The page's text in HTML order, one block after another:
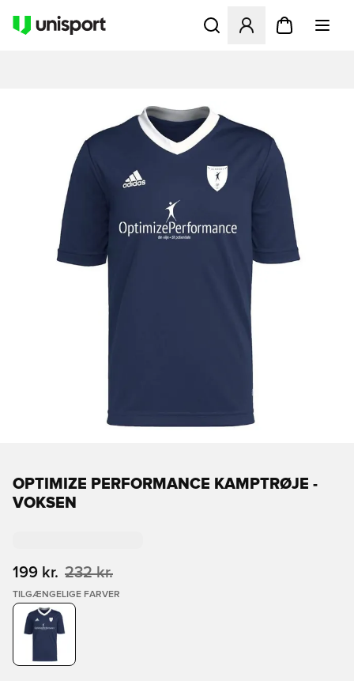
Åbner en Modal til at
OPTIMIZE PERFORMANCE KAMPTRØJE -
VOKSEN
199 kr. 232 kr.
TILGÆNGELIGE FARVER